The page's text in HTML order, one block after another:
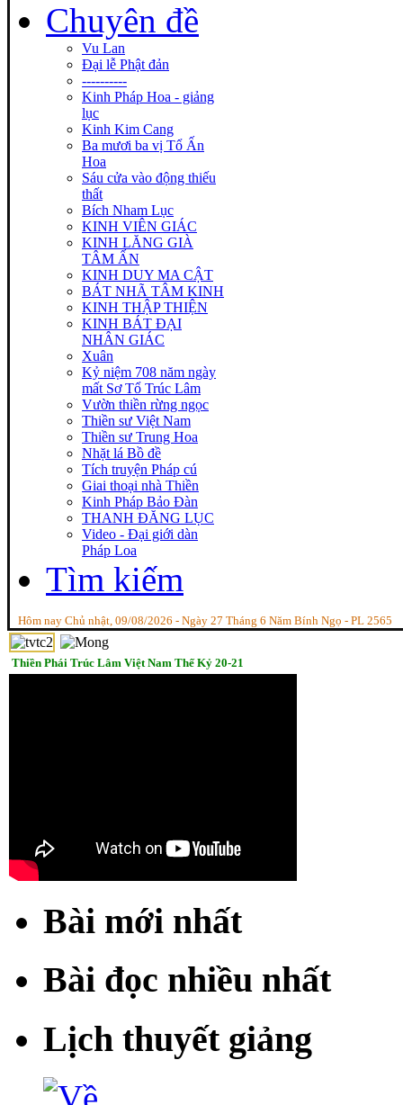
Chuyên đề
Vu Lan
Đại lễ Phật đản
----------
Kinh Pháp Hoa - giảng
lục
Kinh Kim Cang
Ba mươi ba vị Tổ Ấn
Hoa
Sáu cửa vào động thiếu
thất
Bích Nham Lục
KINH VIÊN GIÁC
KINH LĂNG GIÀ
TÂM ẤN
KINH DUY MA CẬT
BÁT NHÃ TÂM KINH
KINH THẬP THIỆN
KINH BÁT ĐẠI
NHÂN GIÁC
Xuân
Kỷ niệm 708 năm ngày
mất Sơ Tổ Trúc Lâm
Vườn thiền rừng ngọc
Thiền sư Việt Nam
Thiền sư Trung Hoa
Nhặt lá Bồ đề
Tích truyện Pháp cú
Giai thoại nhà Thiền
Kinh Pháp Bảo Đàn
THANH ĐĂNG LỤC
Video - Đại giới dàn
Pháp Loa
Tìm kiếm
Hôm nay Chủ nhật, 09/08/2026 - Ngày 27 Tháng 6 Năm Bính Ngọ - PL 2565
Thiền Phái Trúc Lâm Việt Nam Thế Kỷ 20-21
Bài mới nhất
Bài đọc nhiều nhất
Lịch thuyết giảng